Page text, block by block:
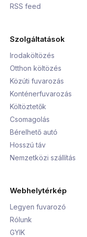
RSS feed
Szolgáltatások
Irodaköltözés
Otthon költözés
Közúti fuvarozás
Konténerfuvarozás
Költöztetők
Csomagolás
Bérelhető autó
Hosszú táv
Nemzetközi szállítás
Webhelytérkép
Legyen fuvarozó
Rólunk
GYIK